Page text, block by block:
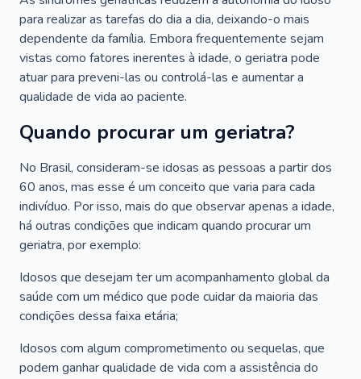
para realizar as tarefas do dia a dia, deixando-o mais
dependente da família. Embora frequentemente sejam
vistas como fatores inerentes à idade, o geriatra pode
atuar para preveni-las ou controlá-las e aumentar a
qualidade de vida ao paciente.
Quando procurar um geriatra?
No Brasil, consideram-se idosas as pessoas a partir dos
60 anos, mas esse é um conceito que varia para cada
indivíduo. Por isso, mais do que observar apenas a idade,
há outras condições que indicam quando procurar um
geriatra, por exemplo:
Idosos que desejam ter um acompanhamento global da
saúde com um médico que pode cuidar da maioria das
condições dessa faixa etária;
Idosos com algum comprometimento ou sequelas, que
podem ganhar qualidade de vida com a assistência do